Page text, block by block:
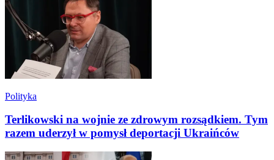
Polityka
Terlikowski na wojnie ze zdrowym rozsądkiem. Tym
razem uderzył w pomysł deportacji Ukraińców